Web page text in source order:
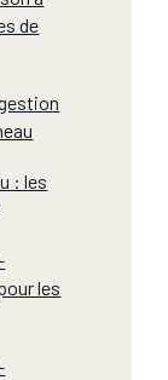
de
: les
les